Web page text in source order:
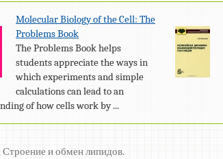
Molecular Biology of the Cell: The
Problems Book
The Problems Book helps
students appreciate the ways in
which experiments and simple
calculations can lead to an
of how cells work by ...
Строение и обмен липидов.